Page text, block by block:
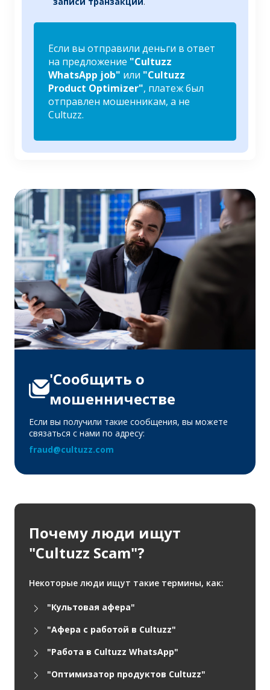
Если вы отправили деньги в ответ
на предложение "Cultuzz
WhatsApp job" или "Cultuzz
Product Optimizer", платеж был
отправлен мошенникам, а не
Cultuzz.
'Сообщить о
мошенничестве
Если вы получили такие сообщения, вы можете
связаться с нами по адресу:
fraud@cultuzz.com
Почему люди ищут
"Cultuzz Scam"?
Некоторые люди ищут такие термины, как:
"Культовая афера"
"Афера с работой в Cultuzz"
"Работа в Cultuzz WhatsApp"
"Оптимизатор продуктов Cultuzz"